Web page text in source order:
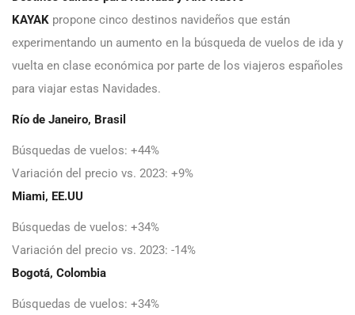
KAYAK propone cinco destinos navideños que están
experimentando un aumento en la búsqueda de vuelos de ida y
vuelta en clase económica por parte de los viajeros españoles
para viajar estas Navidades.
Río de Janeiro, Brasil
Búsquedas de vuelos: +44%
Variación del precio vs. 2023: +9%
Miami, EE.UU
Búsquedas de vuelos: +34%
Variación del precio vs. 2023: -14%
Bogotá, Colombia
Búsquedas de vuelos: +34%